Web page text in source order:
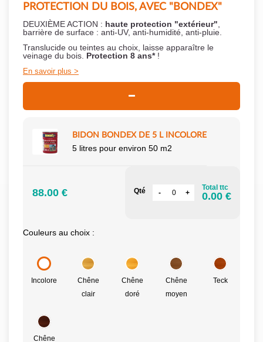
PROTECTION DU BOIS, AVEC "BONDEX"
DEUXIÈME ACTION : haute protection "extérieur"
barrière de surface : anti-UV, anti-humidité, anti-pluie.
Translucide ou teintes au choix, laisse apparaître le
veinage du bois. Protection 8 ans*!
En savoir plus
BIDON BONDEX DE 5 L INCOLORE
5 litres pour environ 50 m2
88.00 € Qté Total ttc
0.00 €
Couleurs au choix :
Incolore
Chêne
clair
Chêne
doré
Chêne
moyen
Teck
Chêne